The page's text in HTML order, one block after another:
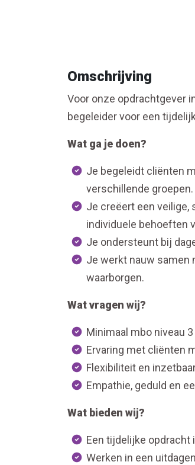
Omschrijving
Voor onze opdrachtgever
begeleider voor een
Wat ga je doen?
Je begeleidt cliënten
verschillende groepen.
Je creëert een
individuele behoeften
Je ondersteunt bij
Je werkt nauw samen
waarborgen.
Wat vragen wij?
Minimaal mbo niveau
Ervaring met cliënten
Flexibiliteit en
Empathie, geduld en
Wat bieden wij?
Een tijdelijke opdracht
Werken in een